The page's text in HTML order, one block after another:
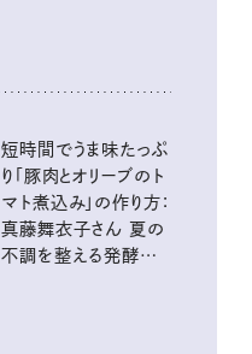
短時間でうま味たっぷ
り「豚肉とオリーブのト
マト煮込み」の作り方：
真藤舞衣子さん 夏の
不調を整える発酵レ